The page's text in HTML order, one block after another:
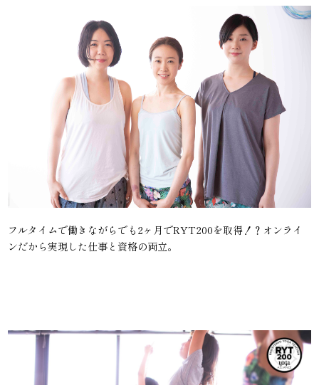
フルタイムで働きながらでも2ヶ月でRYT200を取得！？オンライ
ンだから実現した仕事と資格の両立。